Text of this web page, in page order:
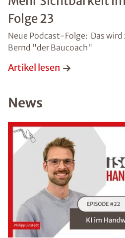
Bild hochladen
(Dateiformat: JPEG, TIFF,
MB)
*Pflichtangaben. Ihre Daten
vertraulich behandelt.
Datenschutzhinweis
Folge 23
Neue Podcast-Folge: Das
Bernd "der Baucoach"
Artikel lesen
News